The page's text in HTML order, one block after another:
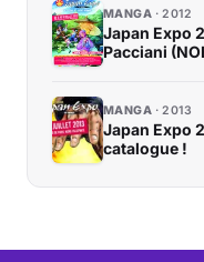
MANGA 2012
Japan Expo
Pacciani
MANGA 2013
Japan Expo
catalogue !